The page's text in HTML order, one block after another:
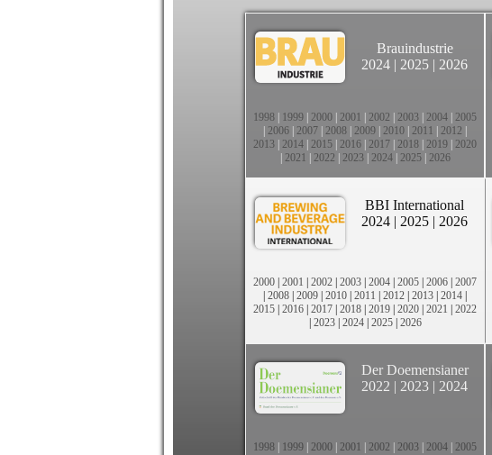
Brauindustrie
2024 | 2025 | 2026
1998 1999 2000 2001 2002 2003 2004 2005
2006 2007 2008 2009 2010 2011 2012
2013 2014 2015 2016 2017 2018 2019 2020
2021 2022 2023| 2024| 2025| 2026
BBI International
2024 | 2025 | 2026
2000 | 2001 | 2002 | 2003 | 2004 | 2005 | 2006 | 2007
| 2008 | 2009 | 2010 | 2011 | 2012 | 2013 | 2014 |
2015 | 2016 | 2017 | 2018 | 2019 | 2020 | 2021 | 2022
| 2023| 2024| 2025| 2026
Der Doemensianer
2022 | 2023 | 2024
1998 1999 2000 2001 2002 2003 2004 2005